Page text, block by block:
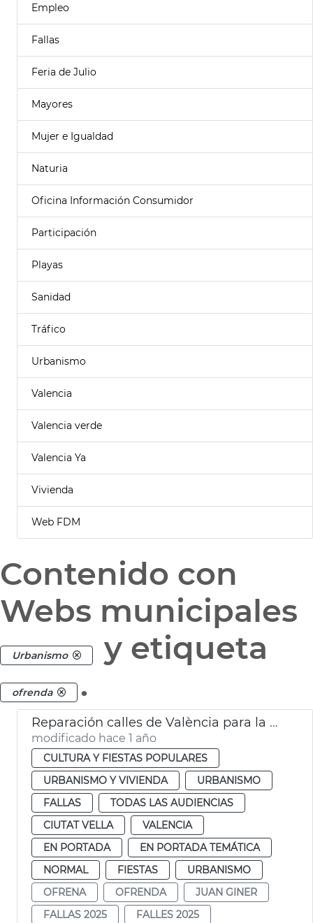
Empleo
Fallas
Feria de Julio
Mayores
Mujer e Igualdad
Naturia
Oficina Información Consumidor
Participación
Playas
Sanidad
Tráfico
Urbanismo
Valencia
Valencia verde
Valencia Ya
Vivienda
Web FDM
Contenido con
Webs municipales
Urbanismo y etiqueta
ofrenda .
Reparación calles de València para la Ofrenda de Fallas
modificado hace 1 año
CULTURA Y FIESTAS POPULARES
URBANISMO Y VIVIENDA
URBANISMO
FALLAS
TODAS LAS AUDIENCIAS
CIUTAT VELLA
VALENCIA
EN PORTADA
EN PORTADA TEMÁTICA
NORMAL
FIESTAS
URBANISMO
OFRENA
OFRENDA
JUAN GINER
FALLAS 2025
FALLES 2025